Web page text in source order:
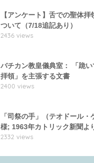
【アンケート】舌での聖体拝
ついて（7/18追記あり）
2436 views
バチカン教皇儀典室： 「跪
拝領」を主張する文書
2400 views
「司祭の手」（テオドール
様; 1963年カトリック新聞よ
2332 views